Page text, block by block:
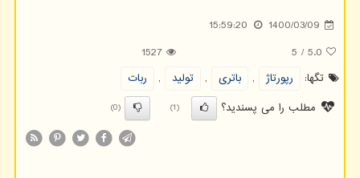
1400/03/09
15:59:20
5.0
/
5
1527
تگها:
رپورتاژ , باتری , تولید ,
ربات
مطلب را می پسندید؟
(1)
(0)